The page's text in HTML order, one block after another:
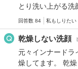
とり洗い上がる洗
回答数 84 私もしりたい
乾燥しない洗顔
元々インナードラ
燥してます。 乾